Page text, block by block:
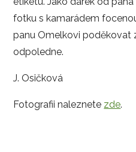
fotku s kamarádem
panu Omelkovi poděkovat
odpoledne.
J. Osičková
Fotografii naleznete zde.